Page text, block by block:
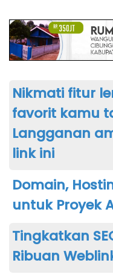
Nikmati fitur
favorit kamu
Langganan
link ini
Domain,
untuk Proyek
Tingkatkan
Ribuan